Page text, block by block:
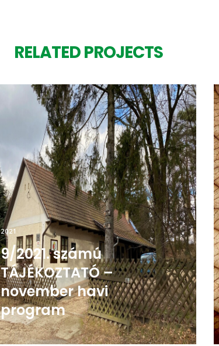
RELATED PROJECTS
2021
9/2021. számú
TÁJÉKOZTATÓ –
november havi
program